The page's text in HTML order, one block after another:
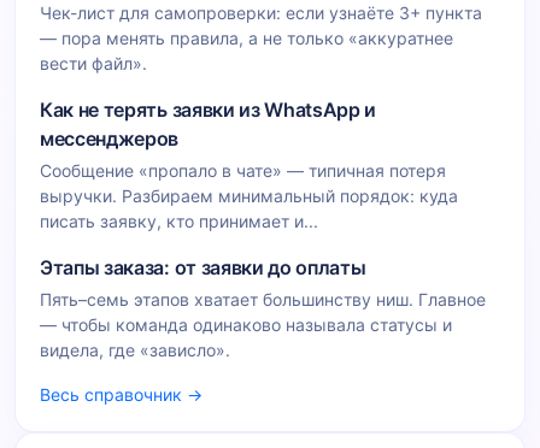
Чек-лист для самопроверки: если узнаёте 3+ пункта
— пора менять правила, а не только «аккуратнее
вести файл».
Как не терять заявки из WhatsApp и
мессенджеров
Сообщение «пропало в чате» — типичная потеря
выручки. Разбираем минимальный порядок: куда
писать заявку, кто принимает и...
Этапы заказа: от заявки до оплаты
Пять–семь этапов хватает большинству ниш. Главное
— чтобы команда одинаково называла статусы и
видела, где «зависло».
Весь справочник →